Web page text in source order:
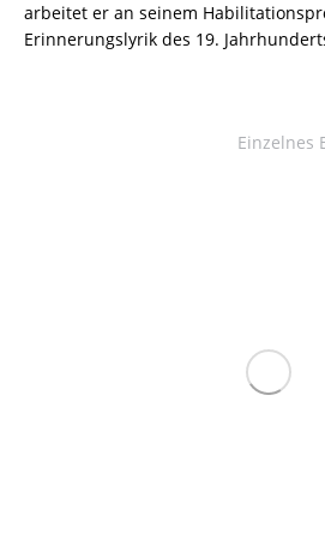
arbeitet er an seinem
Erinnerungslyrik des 19.
Einzelnes